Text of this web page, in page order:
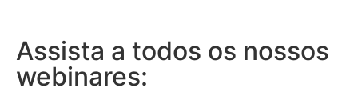
Assista a todos os nossos
webinares: